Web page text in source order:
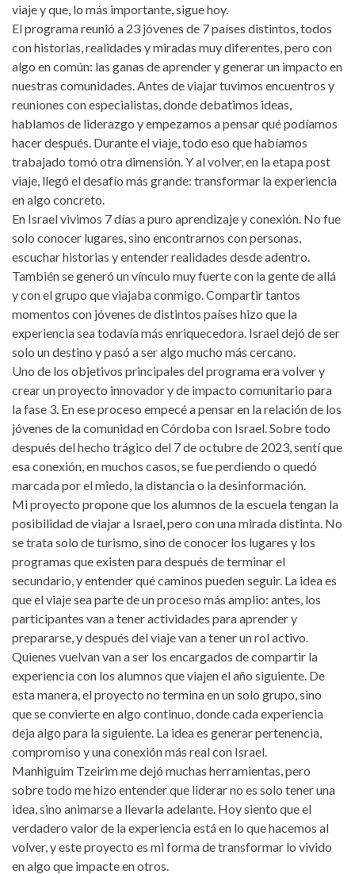
viaje y que, lo más importante, sigue hoy.
El programa reunió a 23 jóvenes de 7 países distintos, todos
con historias, realidades y miradas muy diferentes, pero con
algo en común: las ganas de aprender y generar un impacto en
nuestras comunidades. Antes de viajar tuvimos encuentros y
reuniones con especialistas, donde debatimos ideas,
hablamos de liderazgo y empezamos a pensar qué podíamos
hacer después. Durante el viaje, todo eso que habíamos
trabajado tomó otra dimensión. Y al volver, en la etapa post
viaje, llegó el desafío más grande: transformar la experiencia
en algo concreto.
En Israel vivimos 7 días a puro aprendizaje y conexión. No fue
solo conocer lugares, sino encontrarnos con personas,
escuchar historias y entender realidades desde adentro.
También se generó un vínculo muy fuerte con la gente de allá
y con el grupo que viajaba conmigo. Compartir tantos
momentos con jóvenes de distintos países hizo que la
experiencia sea todavía más enriquecedora. Israel dejó de ser
solo un destino y pasó a ser algo mucho más cercano.
Uno de los objetivos principales del programa era volver y
crear un proyecto innovador y de impacto comunitario para
la fase 3. En ese proceso empecé a pensar en la relación de los
jóvenes de la comunidad en Córdoba con Israel. Sobre todo
después del hecho trágico del 7 de octubre de 2023, sentí que
esa conexión, en muchos casos, se fue perdiendo o quedó
marcada por el miedo, la distancia o la desinformación.
Mi proyecto propone que los alumnos de la escuela tengan la
posibilidad de viajar a Israel, pero con una mirada distinta. No
se trata solo de turismo, sino de conocer los lugares y los
programas que existen para después de terminar el
secundario, y entender qué caminos pueden seguir. La idea es
que el viaje sea parte de un proceso más amplio: antes, los
participantes van a tener actividades para aprender y
prepararse, y después del viaje van a tener un rol activo.
Quienes vuelvan van a ser los encargados de compartir la
experiencia con los alumnos que viajen el año siguiente. De
esta manera, el proyecto no termina en un solo grupo, sino
que se convierte en algo continuo, donde cada experiencia
deja algo para la siguiente. La idea es generar pertenencia,
compromiso y una conexión más real con Israel.
Manhiguim Tzeirim me dejó muchas herramientas, pero
sobre todo me hizo entender que liderar no es solo tener una
idea, sino animarse a llevarla adelante. Hoy siento que el
verdadero valor de la experiencia está en lo que hacemos al
volver, y este proyecto es mi forma de transformar lo vivido
en algo que impacte en otros.